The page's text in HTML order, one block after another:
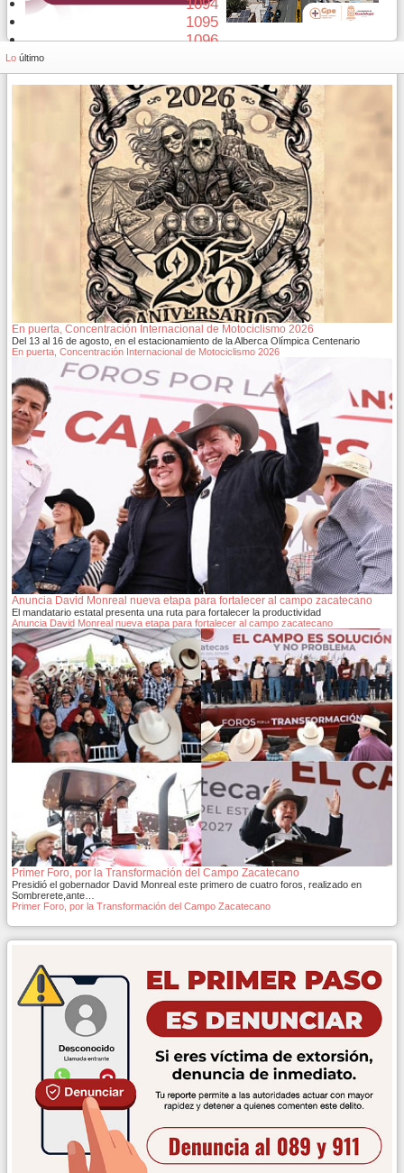
1094
1095
1096
Lo último
En puerta, Concentración Internacional de Motociclismo 2026
Del 13 al 16 de agosto, en el estacionamiento de la Alberca Olímpica Centenario
En puerta, Concentración Internacional de Motociclismo 2026
Anuncia David Monreal nueva etapa para fortalecer al campo zacatecano
El mandatario estatal presenta una ruta para fortalecer la productividad
Anuncia David Monreal nueva etapa para fortalecer al campo zacatecano
Primer Foro, por la Transformación del Campo Zacatecano
Presidió el gobernador David Monreal este primero de cuatro foros, realizado en
Sombrerete,ante…
Primer Foro, por la Transformación del Campo Zacatecano